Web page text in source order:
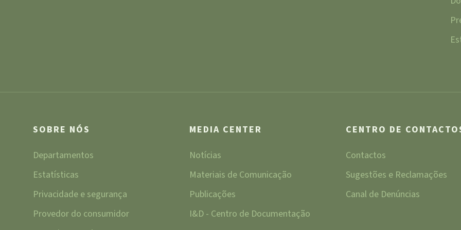
SOBRE NÓS
Departamentos
Estatísticas
Privacidade e segurança
Provedor do consumidor
MEDIA CENTER
Notícias
Materiais de Comunicação
Publicações
I&D - Centro de Documentação
CENTRO DE
Contactos
Sugestões e Reclamações
Canal de Denúncias